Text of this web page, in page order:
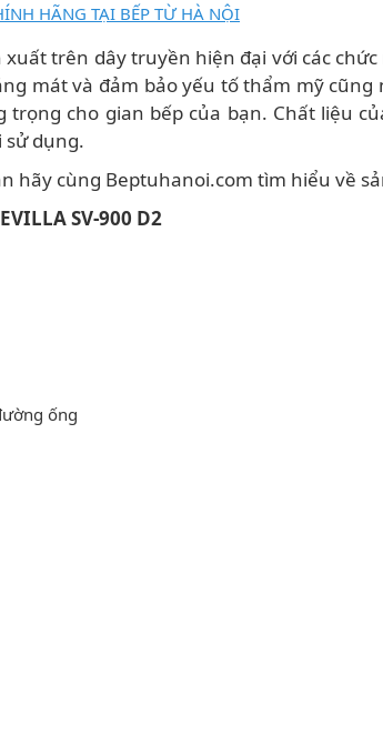
HÃNG TẠI BẾP TỪ HÀ NỘI
xuất trên dây truyền hiện đại với các
mát và đảm bảo yếu tố thẩm mỹ
cho gian bếp của bạn. Chất liệu
sử dụng.
hãy cùng Beptuhanoi.com tìm hiểu về
SV-900 D2
ống